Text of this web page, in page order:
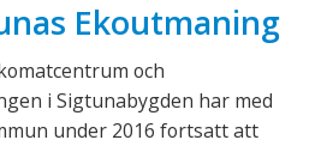
Ekoutmaning
och
i Sigtunabygden har med
under 2016 fortsatt att